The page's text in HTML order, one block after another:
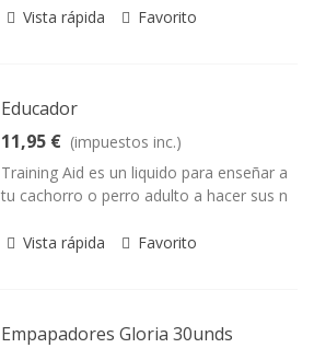
Vista rápida Favorito
Educador
11,95 € (impuestos inc.)
Training Aid es un liquido para enseñar a
tu cachorro o perro adulto a hacer sus n
Vista rápida Favorito
Empapadores Gloria 30unds